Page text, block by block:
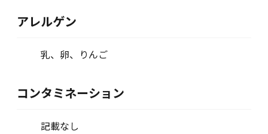
アレルゲン
乳、卵、りんご
コンタミネーション
記載なし